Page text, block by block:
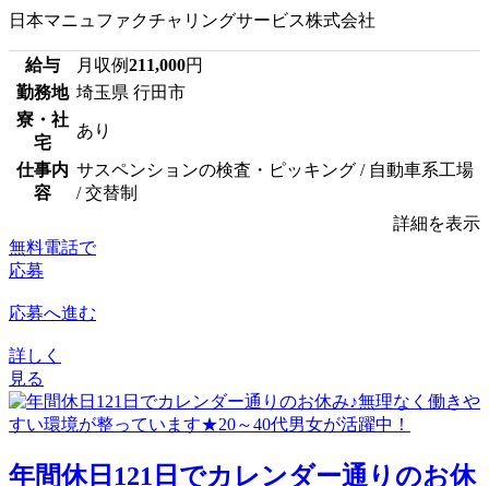
日本マニュファクチャリングサービス株式会社
給与 月収例211,000円
勤務地 埼玉県 行田市
寮・社
宅
あり
仕事内
容
サスペンションの検査・ピッキング / 自動車系工場
/ 交替制
詳細を表示
無料電話で
応募
応募へ進む
詳しく
見る
年間休日121日でカレンダー通りのお休